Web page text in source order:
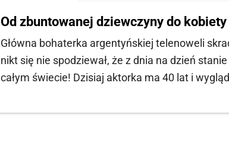
Od zbuntowanej dziewczyny do
Główna bohaterka argentyńskiej telenoweli
nikt się nie spodziewał, że z dnia na dzień
całym świecie! Dzisiaj aktorka ma 40 lat i